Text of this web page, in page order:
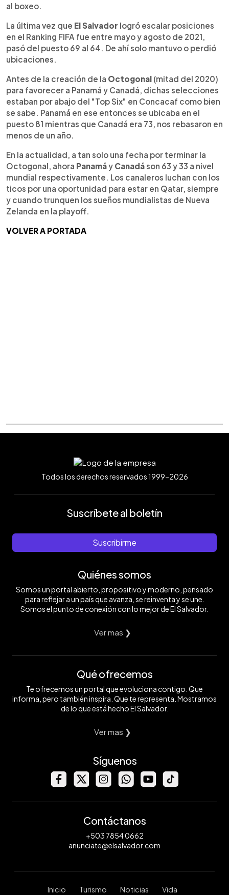
al boxeo.
La última vez que El Salvador logró escalar posiciones
en el Ranking FIFA fue entre mayo y agosto de 2021,
pasó del puesto 69 al 64. De ahí solo mantuvo o perdió
ubicaciones.
Antes de la creación de la Octogonal (mitad del 2020)
para favorecer a Panamá y Canadá, dichas selecciones
estaban por abajo del "Top Six" en Concacaf como bien
se sabe. Panamá en ese entonces se ubicaba en el
puesto 81 mientras que Canadá era 73, nos rebasaron en
menos de un año.
En la actualidad, a tan solo una fecha por terminar la
Octogonal, ahora Panamáy Canadáson 63 y 33 a nivel
mundial respectivamente. Los canaleros luchan con los
ticos por una oportunidad para estar en Qatar, siempre
y cuando trunquen los sueños mundialistas de Nueva
Zelanda en la playoff.
VOLVER A PORTADA
Todos los derechos reservados 1999-2026
Suscríbete al boletín
Suscribirme
Quiénes somos
Somos un portal abierto, propositivo y moderno, pensado
para reflejar a un país que avanza, se reinventa y se une.
Somos el punto de conexión con lo mejor de El Salvador.
Ver mas ❯
Qué ofrecemos
Te ofrecemos un portal que evoluciona contigo. Que
informa, pero también inspira. Que te representa. Mostramos
de lo que está hecho El Salvador.
Ver mas ❯
Síguenos
Contáctanos
+503 7854 0662
anunciate@elsalvador.com
Inicio Turismo Noticias Vida